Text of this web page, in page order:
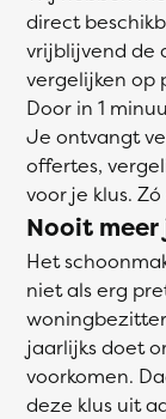
direct
vrijblijvend de
vergelijken op
Door in 1
Je ontvangt
offertes,
voor je klus.
Nooit
Het
niet als erg
jaarlijks doet
voorkomen.
deze klus uit